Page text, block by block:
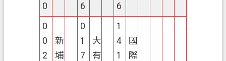
0
6
6
0
0
2
新
埔
0
1
7
大
有
1
4
1
國
際